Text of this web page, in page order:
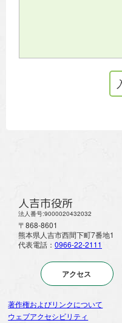
人吉市役所
法人番号:9000020432032
〒868-8601
熊本県人吉市西間下町7番地1
代表電話： 0966-22-2111
アクセス
著作権およびリンクについて
ウェブアクセシビリティ